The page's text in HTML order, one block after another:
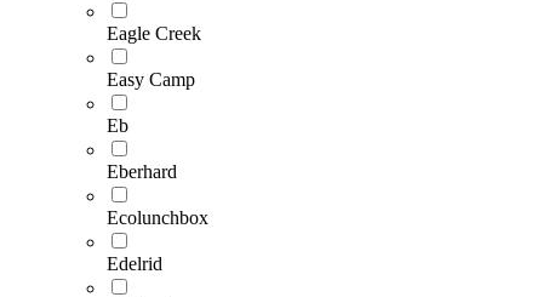
Eagle Creek
Easy Camp
Eb
Eberhard
Ecolunchbox
Edelrid